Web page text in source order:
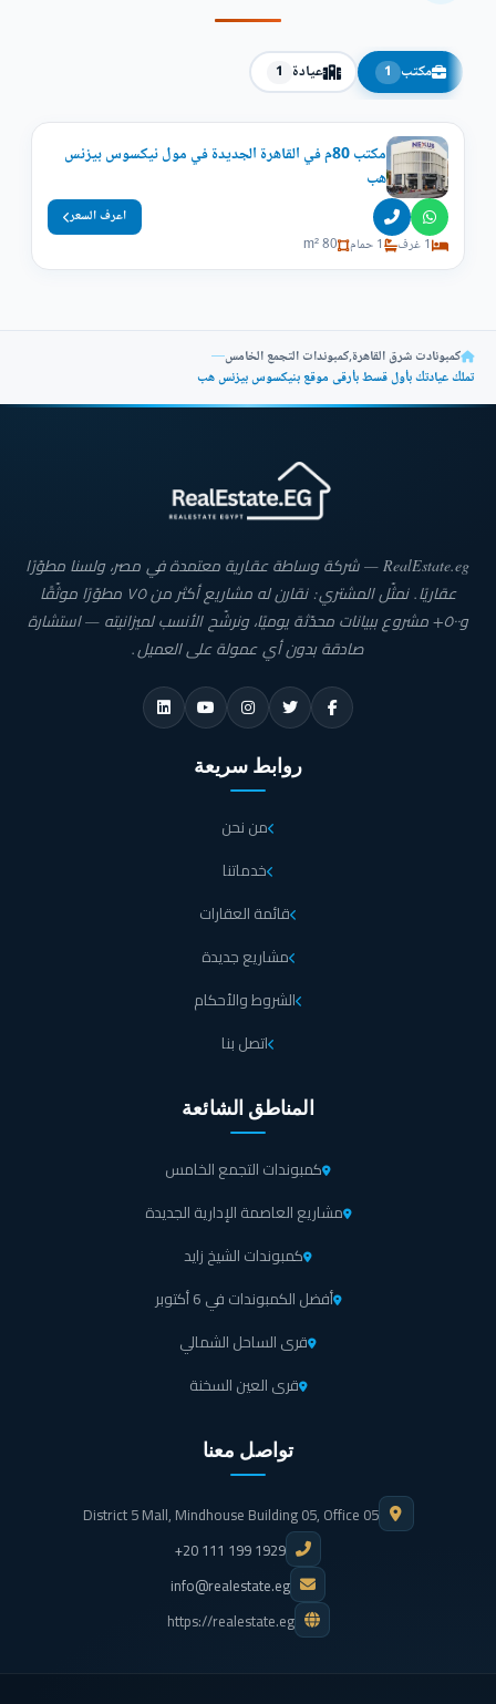
مكتب 1 عيادة 1
مكتب 80م في القاهرة الجديدة في مول نيكسوس بيزنس
هب
1 غرف 1 حمام 80 m²
اعرف السعر
كمبونادت شرق القاهرة,كمبوندات التجمع الخامس—
تملك عيادتك بأول قسط بأرقى موقع بنيكسوس بيزنس هب
RealEstate.eg — شركة وساطة عقارية معتمدة في مصر، ولسنا مطوّرًا
عقاريًا. نمثّل المشتري: نقارن له مشاريع أكثر من ٧٥ مطوّرًا موثّقًا
و٥٠٠+ مشروع ببيانات محدّثة يوميًا، ونرشّح الأنسب لميزانيته — استشارة
صادقة بدون أي عمولة على العميل.
روابط سريعة
من نحن
خدماتنا
قائمة العقارات
مشاريع جديدة
الشروط والأحكام
اتصل بنا
المناطق الشائعة
كمبوندات التجمع الخامس
مشاريع العاصمة الإدارية الجديدة
كمبوندات الشيخ زايد
أفضل الكمبوندات في 6 أكتوبر
قرى الساحل الشمالي
قرى العين السخنة
تواصل معنا
District 5 Mall, Mindhouse Building 05, Office 05
+20 111 199 1929
info@realestate.eg
https://realestate.eg